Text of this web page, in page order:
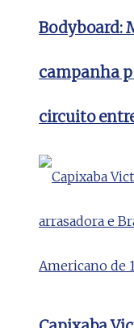
Bodyboard:
campanha
circuito